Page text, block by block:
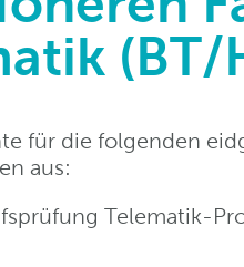
(BT/
für die folgenden
aus:
Telematik-